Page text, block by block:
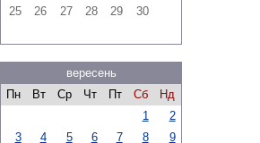
25
26 27 28 29 30
вересень
Пн
Вт Ср Чт Пт Сб
Нд
1
2
3
4 5 6 7 8
9